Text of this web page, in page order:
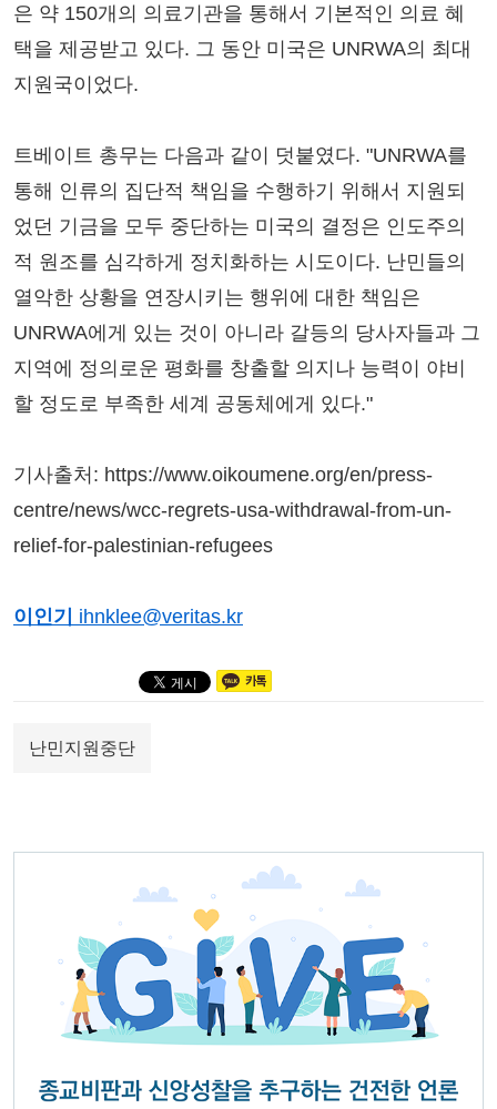
은 약 150개의 의료기관을 통해서 기본적인 의료 혜
택을 제공받고 있다. 그 동안 미국은 UNRWA의 최대
지원국이었다.
트베이트 총무는 다음과 같이 덧붙였다. "UNRWA를
통해 인류의 집단적 책임을 수행하기 위해서 지원되
었던 기금을 모두 중단하는 미국의 결정은 인도주의
적 원조를 심각하게 정치화하는 시도이다. 난민들의
열악한 상황을 연장시키는 행위에 대한 책임은
UNRWA에게 있는 것이 아니라 갈등의 당사자들과 그
지역에 정의로운 평화를 창출할 의지나 능력이 야비
할 정도로 부족한 세계 공동체에게 있다."
기사출처: https://www.oikoumene.org/en/press-
centre/news/wcc-regrets-usa-withdrawal-from-un-
relief-for-palestinian-refugees
이인기 ihnklee@veritas.kr
난민지원중단